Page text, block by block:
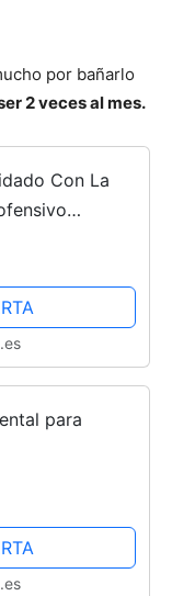
por bañarlo
2 veces al mes.
Con La
para